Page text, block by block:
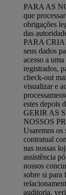
PARA AS
que
obrigações
das
PARA
seus dados
acesso a
registrados,
check-out
visualizar e
estes depois
GERIR AS
NOSSOS
Usaremos os
contratual
nas nossas
assistência
nossos
sobre si para
auditoria,